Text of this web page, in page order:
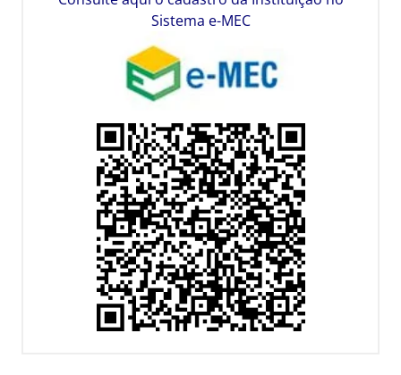
Sistema e-MEC